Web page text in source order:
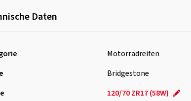
Daten
Motorradreifen
Bridgestone
120/70 ZR17 (58W)